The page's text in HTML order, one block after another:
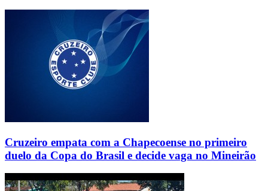
Cruzeiro empata com a Chapecoense no primeiro
duelo da Copa do Brasil e decide vaga no Mineirão